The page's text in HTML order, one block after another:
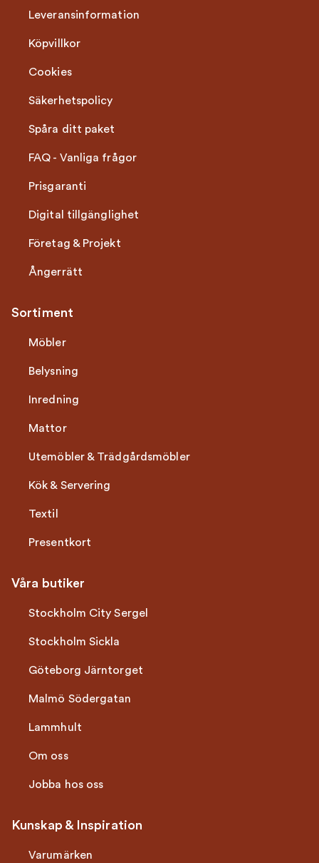
Leveransinformation
Köpvillkor
Cookies
Säkerhetspolicy
Spåra ditt paket
FAQ - Vanliga frågor
Prisgaranti
Digital tillgänglighet
Företag & Projekt
Ångerrätt
Sortiment
Möbler
Belysning
Inredning
Mattor
Utemöbler & Trädgårdsmöbler
Kök & Servering
Textil
Presentkort
Våra butiker
Stockholm City Sergel
Stockholm Sickla
Göteborg Järntorget
Malmö Södergatan
Lammhult
Om oss
Jobba hos oss
Kunskap & Inspiration
Varumärken